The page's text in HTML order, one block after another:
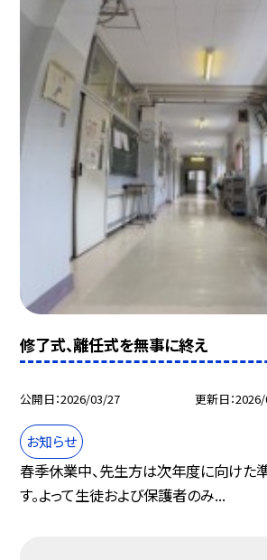
修了式、離任式を無事に終え
公開日 2026/03/27 更新日
お知らせ
春季休業中、先生方は次年度に向けた
す。よって生徒および保護者のみ...